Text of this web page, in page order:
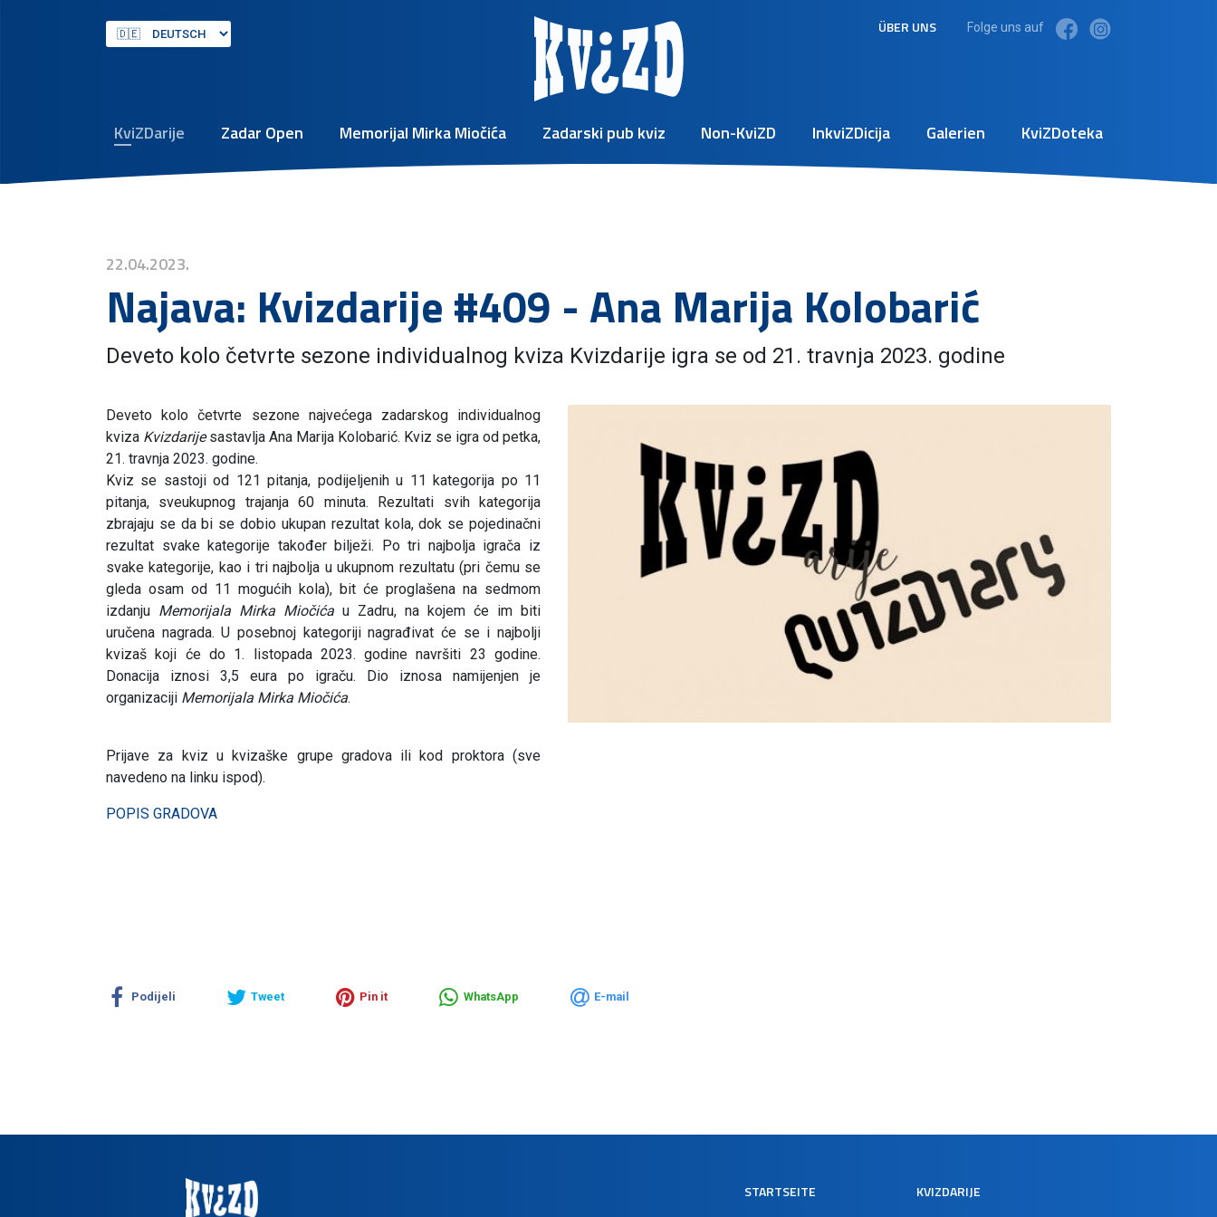
ÜBER UNS Folge uns auf
KviZDarije Zadar Open Memorijal Mirka Miočića Zadarski pub kviz Non-KviZD InkviZDicija Galerien KviZDoteka
22.04.2023.
Najava: Kvizdarije #409 - Ana Marija Kolobarić
Deveto kolo četvrte sezone individualnog kviza Kvizdarije igra se od 21. travnja 2023. godine
Deveto kolo četvrte sezone najvećega zadarskog individualnog
kviza Kvizdarijesastavlja Ana Marija Kolobarić. Kviz se igra od petka,
21. travnja 2023. godine.
Kviz se sastoji od 121 pitanja, podijeljenih u 11 kategorija po 11
pitanja, sveukupnog trajanja 60 minuta. Rezultati svih kategorija
zbrajaju se da bi se dobio ukupan rezultat kola, dok se pojedinačni
rezultat svake kategorije također bilježi. Po tri najbolja igrača iz
svake kategorije, kao i tri najbolja u ukupnom rezultatu (pri čemu se
gleda osam od 11 mogućih kola), bit će proglašena na sedmom
izdanju Memorijala Mirka Miočića u Zadru, na kojem će im biti
uručena nagrada. U posebnoj kategoriji nagrađivat će se i najbolji
kvizaš koji će do 1. listopada 2023. godine navršiti 23 godine.
Donacija iznosi 3,5 eura po igraču. Dio iznosa namijenjen je
organizaciji Memorijala Mirka Miočića.
Prijave za kviz u kvizaške grupe gradova ili kod proktora (sve
navedeno na linku ispod).
POPIS GRADOVA
Podijeli Tweet Pin it WhatsApp E-mail
STARTSEITE KVIZDARIJE